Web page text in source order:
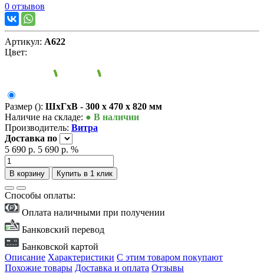
0 отзывов
Артикул: А622
Цвет:
Размер (): ШxГxВ - 300 x 470 x 820 мм
Наличие на складе: ● В наличии
Производитель: Витра
Доставка по
5 690 р. 5 690 р. %
В корзину Купить в 1 клик
Способы оплаты:
Оплата наличными при получении
Банковский перевод
Банковской картой
Описание Характеристики С этим товаром покупают
Похожие товары Доставка и оплата Отзывы